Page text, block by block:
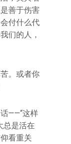
善于伤害
付什么代
们的人，
。或者你
——“这样
总是活在
看重关